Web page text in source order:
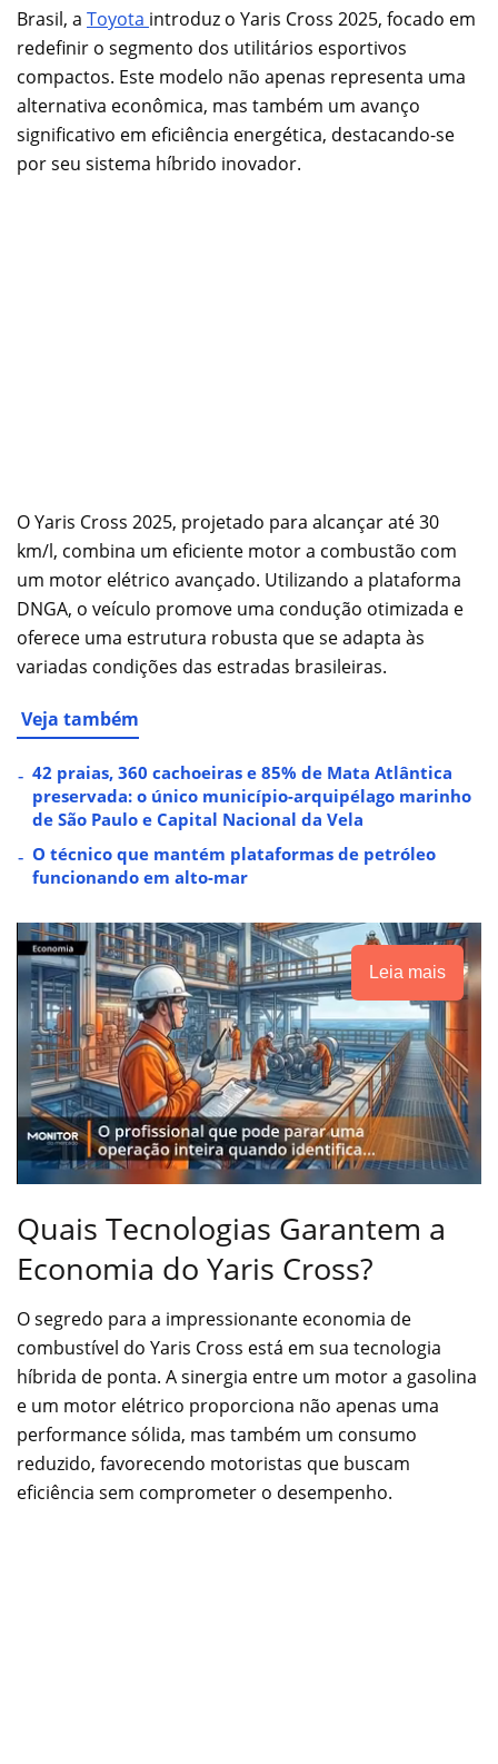
Brasil, a Toyota introduz o Yaris Cross 2025, focado em
redefinir o segmento dos utilitários esportivos
compactos. Este modelo não apenas representa uma
alternativa econômica, mas também um avanço
significativo em eficiência energética, destacando-se
por seu sistema híbrido inovador.
O Yaris Cross 2025, projetado para alcançar até 30
km/l, combina um eficiente motor a combustão com
um motor elétrico avançado. Utilizando a plataforma
DNGA, o veículo promove uma condução otimizada e
oferece uma estrutura robusta que se adapta às
variadas condições das estradas brasileiras.
Veja também
42 praias, 360 cachoeiras e 85% de Mata Atlântica
preservada: o único município-arquipélago marinho
de São Paulo e Capital Nacional da Vela
O técnico que mantém plataformas de petróleo
funcionando em alto-mar
Leia mais
Quais Tecnologias Garantem a
Economia do Yaris Cross?
O segredo para a impressionante economia de
combustível do Yaris Cross está em sua tecnologia
híbrida de ponta. A sinergia entre um motor a gasolina
e um motor elétrico proporciona não apenas uma
performance sólida, mas também um consumo
reduzido, favorecendo motoristas que buscam
eficiência sem comprometer o desempenho.